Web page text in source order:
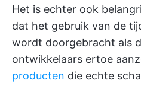
Het is echter ook
dat het gebruik van de
wordt doorgebracht als
ontwikkelaars ertoe
producten die echte